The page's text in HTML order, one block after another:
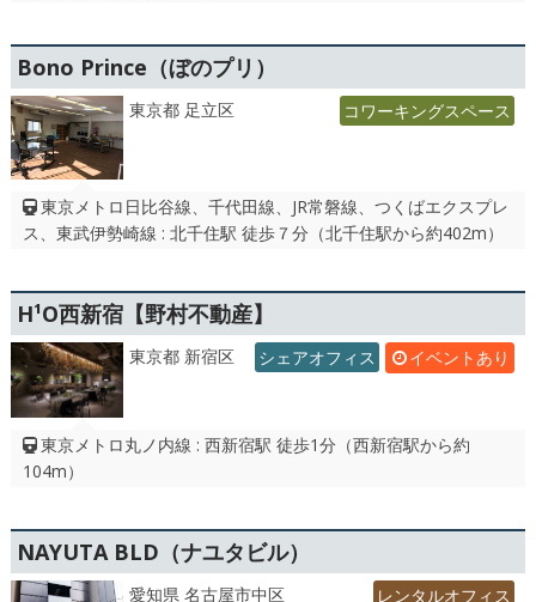
Bono Prince（ぼのプリ）
東京都 足立区 コワーキングスペース
東京メトロ日比谷線、千代田線、JR常磐線、つくばエクスプレ
ス、東武伊勢崎線 : 北千住駅 徒歩７分（北千住駅から約402m）
H¹O西新宿【野村不動産】
東京都 新宿区 イベントあり
シェアオフィス
東京メトロ丸ノ内線 : 西新宿駅 徒歩1分（西新宿駅から約
104m）
NAYUTA BLD（ナユタビル）
愛知県 名古屋市中区 レンタルオフィス